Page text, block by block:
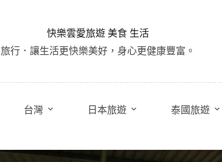
快樂雲愛旅遊 美食 生活
旅行．讓生活更快樂美好，身心更健康豐富。
台灣 日本旅遊 泰國旅遊